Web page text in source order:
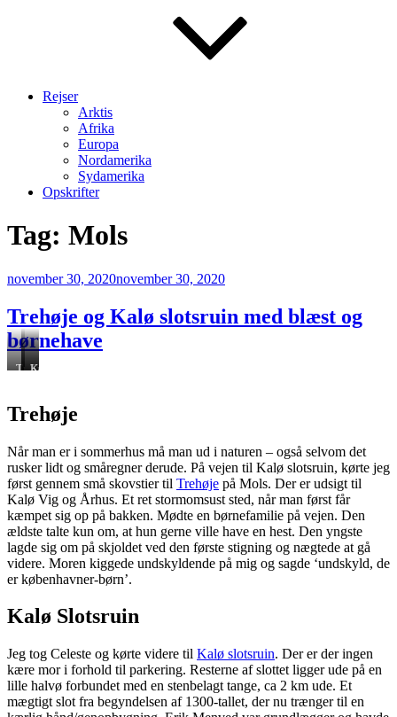
Rejser
Arktis
Afrika
Europa
Nordamerika
Sydamerika
Opskrifter
Tag: Mols
Udgivet
november 30, 2020november 30, 2020
Trehøje og Kalø slotsruin med blæst og
børnehave
Tre
Kalø
Vig
Trehøje
Kalø
Trehøje
Når man er i sommerhus må man ud i naturen – også selvom det
rusker lidt og småregner derude. På vejen til Kalø slotsruin, kørte jeg
først gennem små skovstier til Trehøje på Mols. Der er udsigt til
Kalø Vig og Århus. Et ret stormomsust sted, når man først får
kæmpet sig op på bakken. Mødte en børnefamilie på vejen. Den
ældste talte kun om, at hun gerne ville have en hest. Den yngste
lagde sig om på skjoldet ved den første stigning og nægtede at gå
videre. Moren kiggede undskyldende på mig og sagde ‘undskyld, de
er københavner-børn’.
Kalø Slotsruin
Jeg tog Celeste og kørte videre til Kalø slotsruin. Der er der ingen
kære mor i forhold til parkering. Resterne af slottet ligger ude på en
lille halvø forbundet med en stenbelagt tange, ca 2 km ude. Et
mægtigt slot fra begyndelsen af 1300-tallet, der nu trænger til en